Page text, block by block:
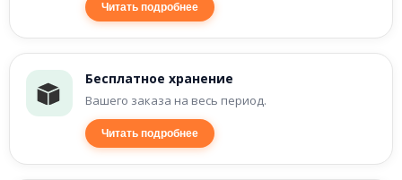
Читать подробнее
Бесплатное хранение
Вашего заказа на весь период.
Читать подробнее